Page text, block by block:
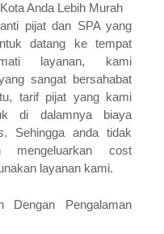
Jogja Instagram / Blue
/ Twitter Spa Jogja / Spa
/ Spa Plus Di Jogja
Di Jogja / Delta Spa
Spa Di Jogja / Hotel
Salon Dan Spa Jogja /
/ Hotel Di Jogja Yang
/ Flaurent Spa Jogja /
Couple Jogja / Harga
The Jayakarta Jogja / Spa
Adinda Spa Jogja / Green
/ Plataran Resort Jogja
/ Tamansari Puspa Spa
Rainbow Salon Jogja /
Anda Lebih Murah
pijat dan SPA yang
datang ke tempat
layanan, kami
sangat bersahabat
tarif pijat yang kami
di dalamnya biaya
Sehingga anda tidak
mengeluarkan cost
layanan kami.
Dengan Pengalaman